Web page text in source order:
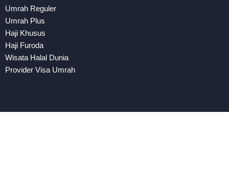
Umrah Reguler
Umrah Plus
Haji Khusus
Haji Furoda
Wisata Halal Dunia
Provider Visa Umrah